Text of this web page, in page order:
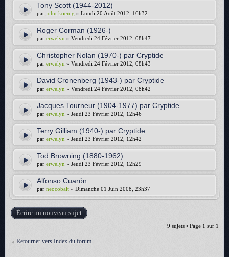
Tony Scott (1944-2012)
par john.koenig » Lundi 20 Août 2012, 16h32
Roger Corman (1926-)
par erwelyn » Vendredi 24 Février 2012, 08h47
Christopher Nolan (1970-) par Cryptide
par erwelyn » Vendredi 24 Février 2012, 08h43
David Cronenberg (1943-) par Cryptide
par erwelyn » Vendredi 24 Février 2012, 08h42
Jacques Tourneur (1904-1977) par Cryptide
par erwelyn » Jeudi 23 Février 2012, 12h46
Terry Gilliam (1940-) par Cryptide
par erwelyn » Jeudi 23 Février 2012, 12h42
Tod Browning (1880-1962)
par erwelyn » Jeudi 23 Février 2012, 12h29
Alfonso Cuarón
par neocobalt » Dimanche 01 Juin 2008, 23h37
Écrire un nouveau sujet
9 sujets • Page 1 sur 1
Retourner vers Index du forum